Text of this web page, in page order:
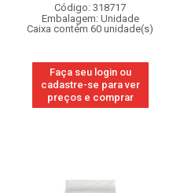
Código: 318717
Embalagem: Unidade
Caixa contém 60 unidade(s)
Faça seu login ou
cadastre-se para ver
preços e comprar